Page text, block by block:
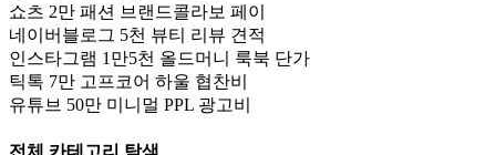
쇼츠 2만 패션 브랜드콜라보 페이
네이버블로그 5천 뷰티 리뷰 견적
인스타그램 1만5천 올드머니 룩북 단가
틱톡 7만 고프코어 하울 협찬비
유튜브 50만 미니멀 PPL 광고비